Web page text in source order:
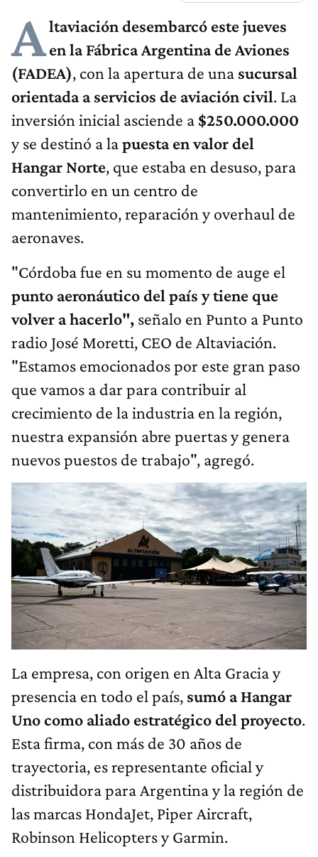
Altaviación desembarcó este jueves
en la Fábrica Argentina de Aviones
(FADEA), con la apertura de una sucursal
orientada a servicios de aviación civil. La
inversión inicial asciende a $250.000.000
y se destinó a lapuesta en valor del
Hangar Norte, que estaba en desuso, para
convertirlo en un centro de
mantenimiento, reparación y overhaul de
aeronaves.
"Córdoba fue en su momento de auge el
punto aeronáutico del país y tiene que
volver a hacerlo", señalo en Punto a Punto
radio José Moretti, CEO de Altaviación.
"Estamos emocionados por este gran paso
que vamos a dar para contribuir al
crecimiento de la industria en la región,
nuestra expansión abre puertas y genera
nuevos puestos de trabajo", agregó.
La empresa, con origen en Alta Gracia y
presencia en todo el país, sumó a Hangar
Uno como aliado estratégico del proyecto.
Esta firma, con más de 30 años de
trayectoria, es representante oficial y
distribuidora para Argentina y la región de
las marcas HondaJet, Piper Aircraft,
Robinson Helicopters y Garmin.